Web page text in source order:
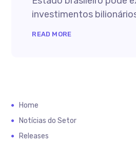
investimentos
READ MORE
Home
Notícias do Setor
Releases